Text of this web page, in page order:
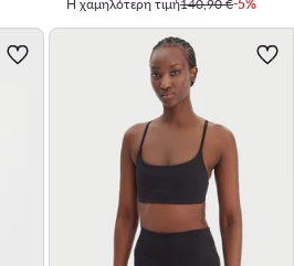
Η χαμηλότερη τιμή140,90 €-5%